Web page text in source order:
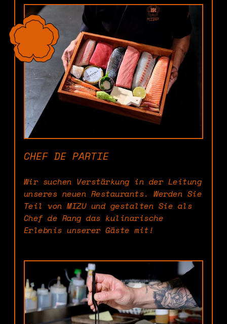
CHEF DE PARTIE
Wir suchen Verstärkung in der Leitung
unseres neuen Restaurants. Werden Sie
Teil von MIZU und gestalten Sie als
Chef de Rang das kulinarische
Erlebnis unserer Gäste mit!